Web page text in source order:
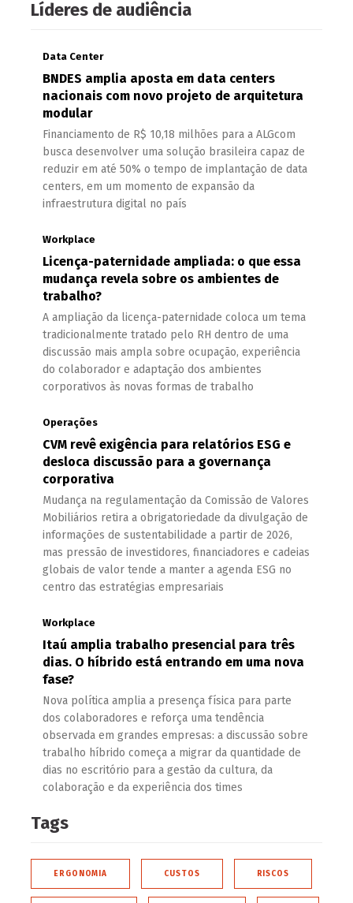
Líderes de audiência
Data Center
BNDES amplia aposta em data centers
nacionais com novo projeto de arquitetura
modular
Financiamento de R$ 10,18 milhões para a ALGcom
busca desenvolver uma solução brasileira capaz de
reduzir em até 50% o tempo de implantação de data
centers, em um momento de expansão da
infraestrutura digital no país
Workplace
Licença-paternidade ampliada: o que essa
mudança revela sobre os ambientes de
trabalho?
A ampliação da licença-paternidade coloca um tema
tradicionalmente tratado pelo RH dentro de uma
discussão mais ampla sobre ocupação, experiência
do colaborador e adaptação dos ambientes
corporativos às novas formas de trabalho
Operações
CVM revê exigência para relatórios ESG e
desloca discussão para a governança
corporativa
Mudança na regulamentação da Comissão de Valores
Mobiliários retira a obrigatoriedade da divulgação de
informações de sustentabilidade a partir de 2026,
mas pressão de investidores, financiadores e cadeias
globais de valor tende a manter a agenda ESG no
centro das estratégias empresariais
Workplace
Itaú amplia trabalho presencial para três
dias. O híbrido está entrando em uma nova
fase?
Nova política amplia a presença física para parte
dos colaboradores e reforça uma tendência
observada em grandes empresas: a discussão sobre
trabalho híbrido começa a migrar da quantidade de
dias no escritório para a gestão da cultura, da
colaboração e da experiência dos times
Tags
ERGONOMIA CUSTOS RISCOS